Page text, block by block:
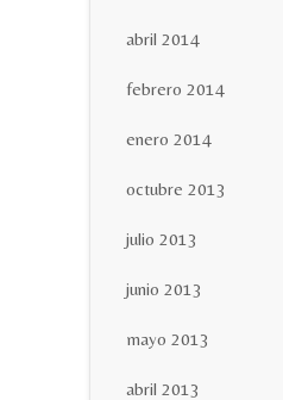
abril 2014
febrero 2014
enero 2014
octubre 2013
julio 2013
junio 2013
mayo 2013
abril 2013